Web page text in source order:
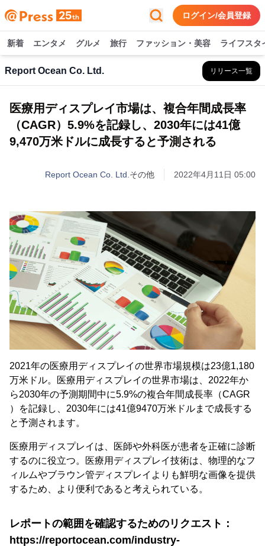
ログイン/会員登録
新着 エンタメ グルメ 旅行 ファッション・美容 ライフスタ
Report Ocean Co. Ltd. リリース一覧
医療用ディスプレイ市場は、複合年間成長率
（CAGR）5.9%を記録し、2030年には41億
9,470万米ドルに成長すると予測される
Report Ocean Co. Ltd. その他 2022年4月11日 05:00
2021年の医療用ディスプレイの世界市場規模は23億1,180
万米ドル。医療用ディスプレイの世界市場は、2022年か
ら2030年の予測期間中に5.9%の複合年間成長率（CAGR
）を記録し、2030年には41億9470万米ドルまで成長する
と予測されます。
医療用ディスプレイは、医師や外科医が患者を正確に診断
するのに役立つ。医療用ディスプレイ技術は、物理的なフ
ィルムやブラウン管ディスプレイよりも鮮明な画像を提供
するため、より便利であると考えられている。
レポートの範囲を確認するためのリクエスト：
https://reportocean.com/industry-